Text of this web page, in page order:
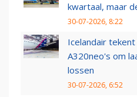
kwartaal, maar
30-07-2026, 8:22
Icelandair
A320neo's om
lossen
30-07-2026, 6:52